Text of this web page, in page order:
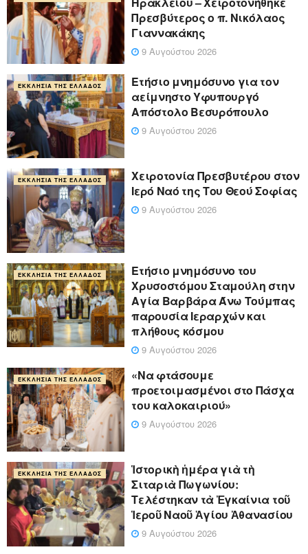
Πρεσβύτερος ο π. Νικόλαος
Γιαννακάκης
9 Αυγούστου 2026
ΕΚΚΛΗΣΊΑ ΤΗΣ ΕΛΛΆΔΟΣ
Ετήσιο μνημόσυνο για τον
αείμνηστο Υφυπουργό
Απόστολο Βεσυρόπουλο
9 Αυγούστου 2026
ΕΚΚΛΗΣΊΑ ΤΗΣ ΕΛΛΆΔΟΣ
Χειροτονία Πρεσβυτέρου στον
Ιερό Ναό της Του Θεού Σοφίας
9 Αυγούστου 2026
ΕΚΚΛΗΣΊΑ ΤΗΣ ΕΛΛΆΔΟΣ
Ετήσιο μνημόσυνο του
Χρυσοστόμου Σταμούλη στην
Αγία Βαρβάρα Άνω Τούμπας
παρουσία Ιεραρχών και
πλήθους κόσμου
9 Αυγούστου 2026
ΕΚΚΛΗΣΊΑ ΤΗΣ ΕΛΛΆΔΟΣ
«Να φτάσουμε
προετοιμασμένοι στο Πάσχα
του καλοκαιριού»
9 Αυγούστου 2026
ΕΚΚΛΗΣΊΑ ΤΗΣ ΕΛΛΆΔΟΣ
Ἱστορικὴ ἡμέρα γιὰ τὴ
Σιταριὰ Πωγωνίου:
Τελέστηκαν τὰ Ἐγκαίνια τοῦ
Ἱεροῦ Ναοῦ Ἁγίου Ἀθανασίου
9 Αυγούστου 2026